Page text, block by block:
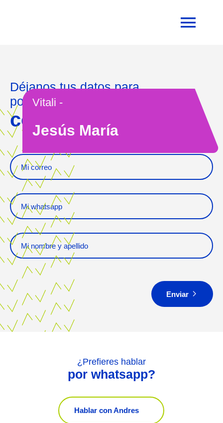
Déjanos tus datos para
ponerte en contacto
con un asesor
Enviar
Vitali -
Jesús María
¿Prefieres hablar
por whatsapp?
Hablar conAndres